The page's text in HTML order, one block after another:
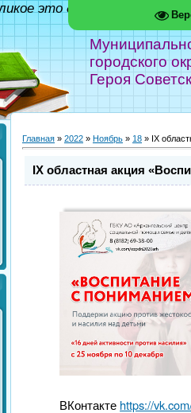
городского
Героя
это дело - школа!"
Главная » 2022 » Ноябрь » 18 » IX
IX областная акция
ВКонтакте https://